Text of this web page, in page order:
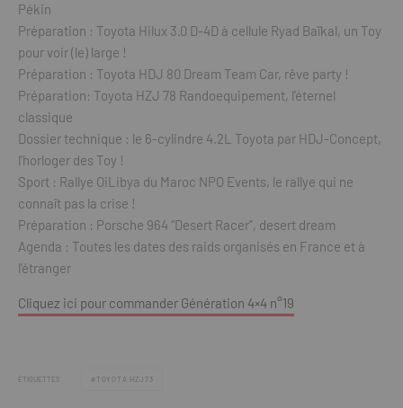
Pékin
Préparation : Toyota Hilux 3.0 D-4D à cellule Ryad Baïkal, un Toy
pour voir (le) large !
Préparation : Toyota HDJ 80 Dream Team Car, rêve party !
Préparation: Toyota HZJ 78 Randoequipement, l’éternel
classique
Dossier technique : le 6-cylindre 4.2L Toyota par HDJ-Concept,
l’horloger des Toy !
Sport : Rallye OiLibya du Maroc NPO Events, le rallye qui ne
connaît pas la crise !
Préparation : Porsche 964 “Desert Racer”, desert dream
Agenda : Toutes les dates des raids organisés en France et à
l’étranger
Cliquez ici pour commander Génération 4×4 n°19
ÉTIQUETTES TOYOTA HZJ73